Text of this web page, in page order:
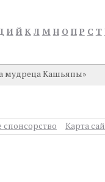
И Й К Л М Н О П Р С Т
мудреца Кашьяпы»
Карта